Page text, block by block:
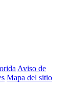
Aviso de
Mapa del sitio